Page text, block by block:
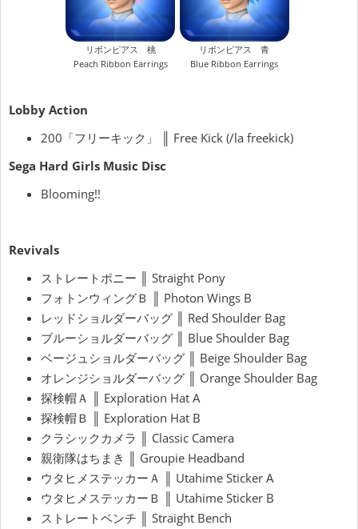
リボンピアス 桃
Peach Ribbon Earrings
リボンピアス 青
Blue Ribbon Earrings
Lobby Action
200「フリーキック」 ║ Free Kick (/la freekick)
Sega Hard Girls Music Disc
Blooming!!
Revivals
ストレートポニー ║ Straight Pony
フォトンウィングＢ ║ Photon Wings B
レッドショルダーバッグ ║ Red Shoulder Bag
ブルーショルダーバッグ ║ Blue Shoulder Bag
ベージュショルダーバッグ ║ Beige Shoulder Bag
オレンジショルダーバッグ ║ Orange Shoulder Bag
探検帽Ａ ║ Exploration Hat A
探検帽Ｂ ║ Exploration Hat B
クラシックカメラ ║ Classic Camera
親衛隊はちまき ║ Groupie Headband
ウタヒメステッカーＡ ║ Utahime Sticker A
ウタヒメステッカーＢ ║ Utahime Sticker B
ストレートベンチ ║ Straight Bench